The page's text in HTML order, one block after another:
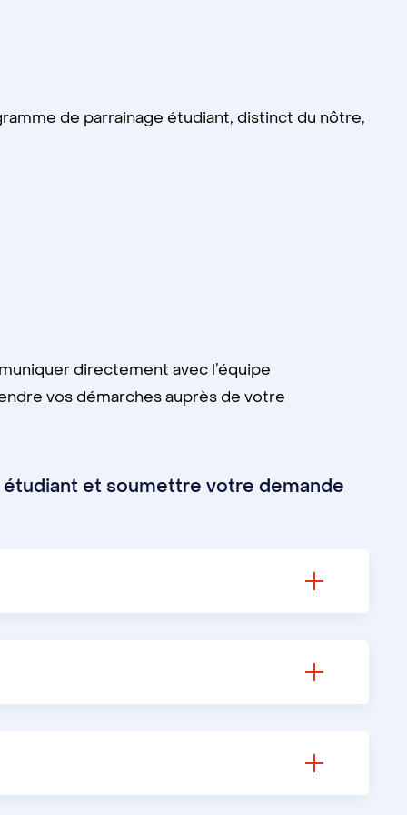
de parrainage étudiant, distinct du nôtre,
directement avec l’équipe
vos démarches auprès de votre
et soumettre votre demande